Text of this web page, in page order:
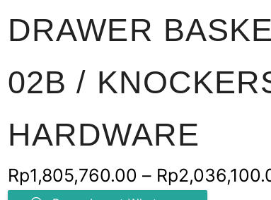
DRAWER
02B /
HARDWARE
Rp1,805,760.00 – Rp
Kuantitas